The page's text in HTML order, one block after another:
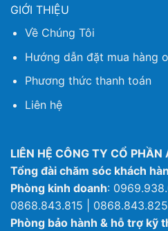
GIỚI THIỆU
Về Chúng Tôi
Hướng dẫn đặt mua hàng
Phương thức thanh toán
Liên hệ
LIÊN HỆ CÔNG TY CỔ
Tổng đài chăm sóc khách
Phòng kinh doanh:
0868.843.815 | 0868.843.825
Phòng bảo hành & hỗ trợ kỹ